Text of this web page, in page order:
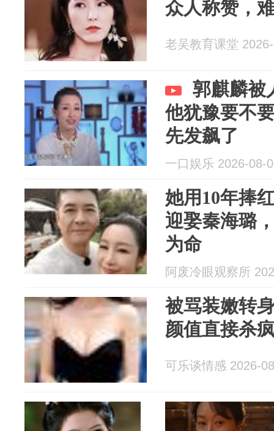
众人称赞，
老吴教育课堂
郭麒麟被
他犹豫要不
先发飙了
一口娱乐 2026-08-
她用10年捧
迎娶秦海璐
为命
阿废冷眼观察所
被骂装嫩转
颜值直接杀
可乐谈情感 2026-